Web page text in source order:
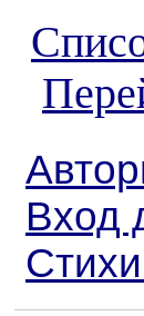
Вход